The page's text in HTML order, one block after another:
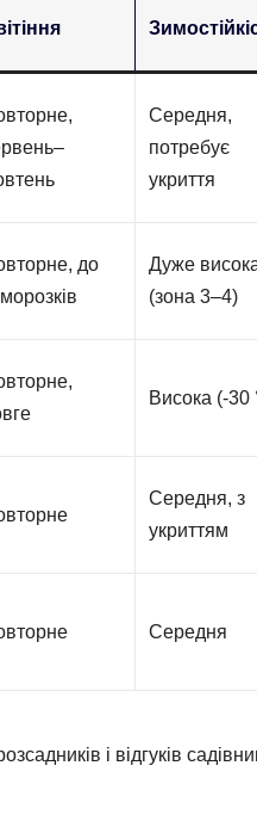
Середня,
потребує
укриття
до
Дуже
(зона 3–4)
Висока (-30
Середня, з
укриттям
Середня
і відгуків